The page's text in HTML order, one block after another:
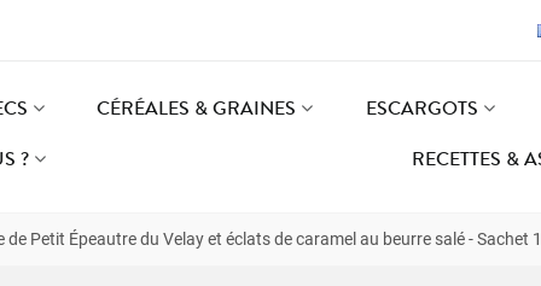
CÉRÉALES & GRAINES
ESCARGOTS
?
RECETTES &
de Petit Épeautre du Velay et éclats de caramel au beurre salé - Sachet